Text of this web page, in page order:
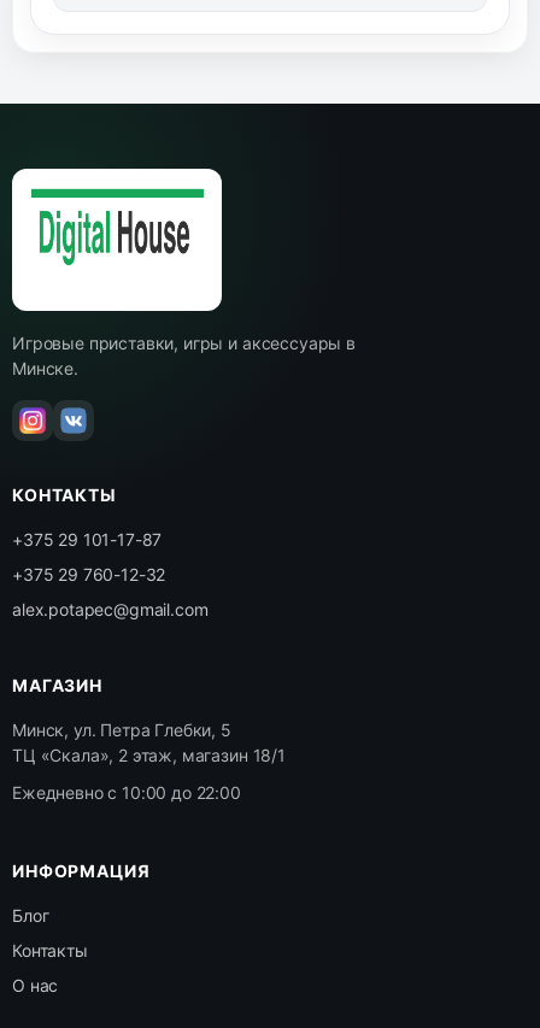
Игровые приставки, игры и аксессуары в
Минске.
КОНТАКТЫ
+375 29 101-17-87
+375 29 760-12-32
alex.potapec@gmail.com
МАГАЗИН
Минск, ул. Петра Глебки, 5
ТЦ «Скала», 2 этаж, магазин 18/1
Ежедневно с 10:00 до 22:00
ИНФОРМАЦИЯ
Блог
Контакты
О нас